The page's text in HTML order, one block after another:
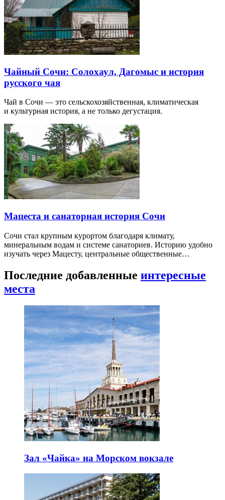
Чайный Сочи: Солохаул, Дагомыс и история
русского чая
Чай в Сочи — это сельскохозяйственная, климатическая
и культурная история, а не только дегустация.
Мацеста и санаторная история Сочи
Сочи стал крупным курортом благодаря климату,
минеральным водам и системе санаториев. Историю удобно
изучать через Мацесту, центральные общественные…
Последние добавленные интересные
места
Зал «Чайка» на Морском вокзале